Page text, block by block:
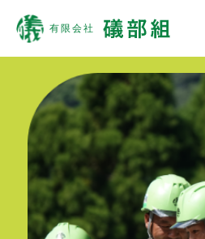
礒部組について
現場ではたらくひと
現場ではたらく機械
現場ノート